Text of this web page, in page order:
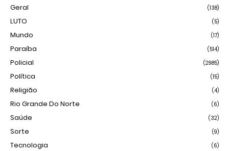
Geral (138)
LUTO (5)
Mundo (17)
Paraíba (514)
Policial (2985)
Política (15)
Religião (4)
Rio Grande Do Norte (6)
Saúde (32)
Sorte (9)
Tecnologia (6)